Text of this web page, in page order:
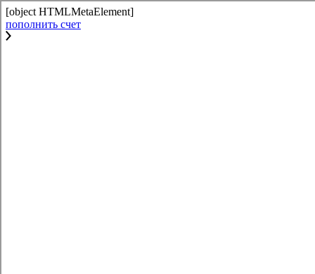
[object HTMLMetaElement]
пополнить счет